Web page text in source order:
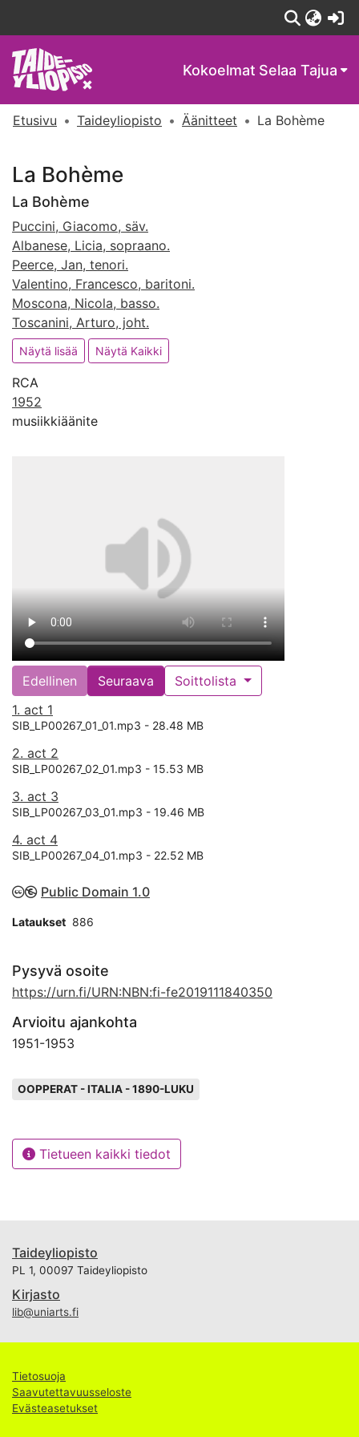
Kokoelmat Selaa Tajua
Etusivu Taideyliopisto Äänitteet La Bohème
La Bohème
La Bohème
Puccini, Giacomo, säv.
Albanese, Licia, sopraano.
Peerce, Jan, tenori.
Valentino, Francesco, baritoni.
Moscona, Nicola, basso.
Toscanini, Arturo, joht.
Näytä lisää Näytä Kaikki
RCA
1952
musiikkiäänite
Edellinen Seuraava
Soittolista
1. act 1
SIB_LP00267_01_01.mp3 - 28.48 MB
2. act 2
SIB_LP00267_02_01.mp3 - 15.53 MB
3. act 3
SIB_LP00267_03_01.mp3 - 19.46 MB
4. act 4
SIB_LP00267_04_01.mp3 - 22.52 MB
Public Domain 1.0
Lataukset 886
Pysyvä osoite
https://urn.fi/URN:NBN:fi-fe2019111840350
Arvioitu ajankohta
1951-1953
OOPPERAT - ITALIA - 1890-LUKU
Tietueen kaikki tiedot
Taideyliopisto
PL 1, 00097 Taideyliopisto
Kirjasto
lib@uniarts.fi
Tietosuoja
Saavutettavuusseloste
Evästeasetukset